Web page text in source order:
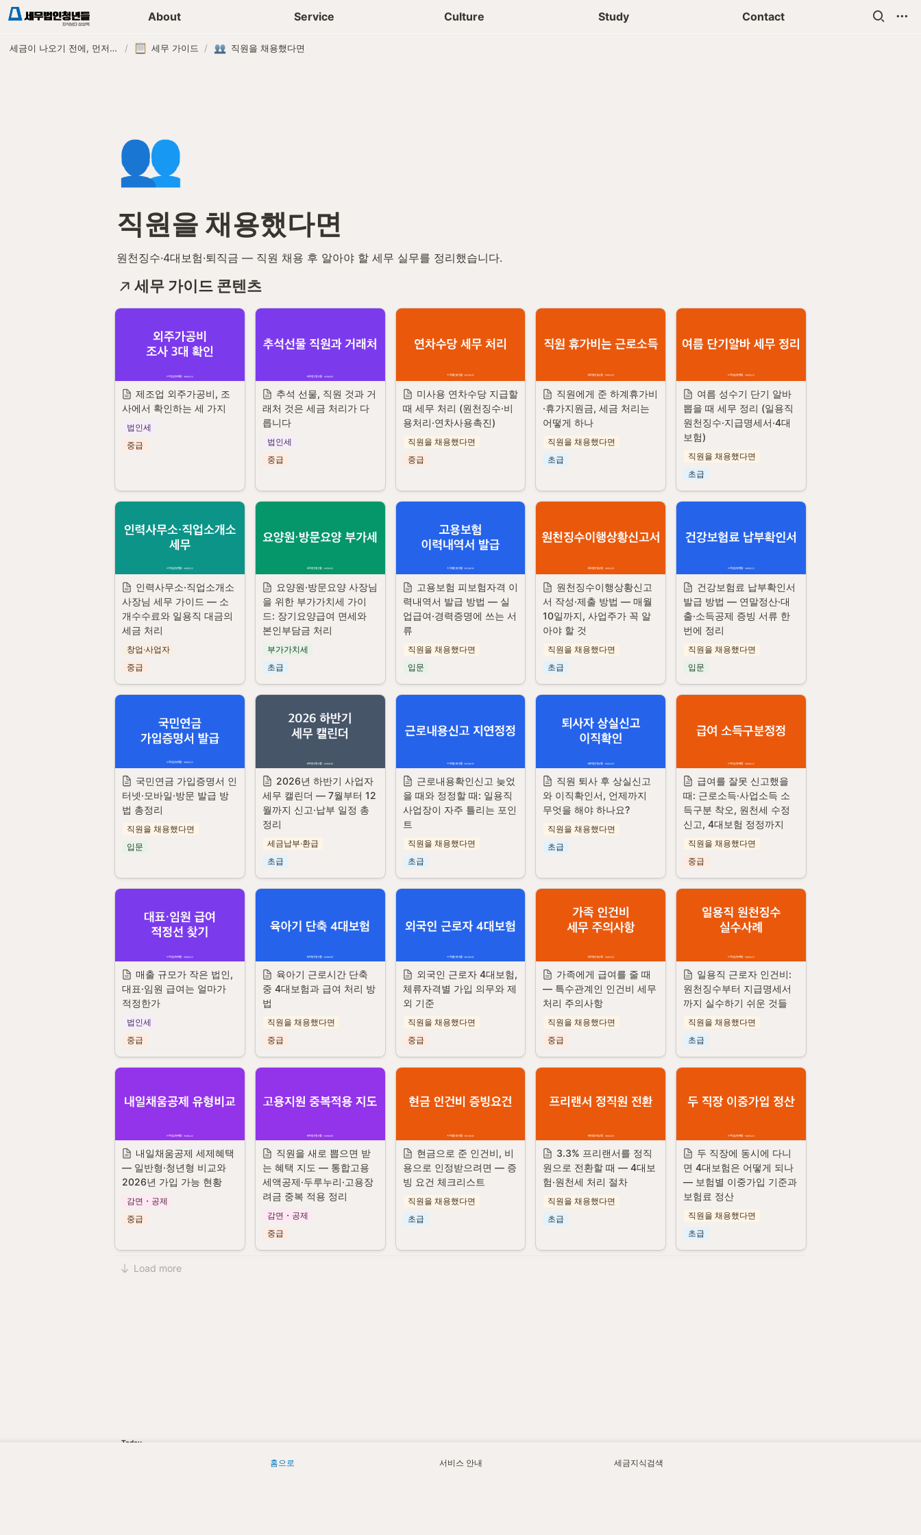
About Service Culture Study Contact
세금이 나오기 전에, 먼저 연락하는 세무법인 / 세무 가이드 / 직원을 채용했다면
세무가이드 콘텐츠 기장상담신청 청년들 일상
👥
직원을 채용했다면
원천징수·4대보험·퇴직금 — 직원 채용 후 알아야 할 세무 실무를 정리했습니다.
세무 가이드 콘텐츠
제조업 외주가공비, 조
사에서 확인하는 세 가지
법인세
중급
추석 선물, 직원 것과 거
래처 것은 세금 처리가 다
릅니다
법인세
중급
미사용 연차수당 지급할
때 세무 처리 (원천징수·비
용처리·연차사용촉진)
직원을 채용했다면
중급
직원에게 준 하계휴가비
·휴가지원금, 세금 처리는
어떻게 하나
직원을 채용했다면
초급
여름 성수기 단기 알바
뽑을 때 세무 정리 (일용직
원천징수·지급명세서·4대
보험)
직원을 채용했다면
초급
인력사무소·직업소개소
사장님 세무 가이드 — 소
개수수료와 일용직 대금의
세금 처리
창업·사업자
중급
요양원·방문요양 사장님
을 위한 부가가치세 가이
드: 장기요양급여 면세와
본인부담금 처리
부가가치세
초급
고용보험 피보험자격 이
력내역서 발급 방법 — 실
업급여·경력증명에 쓰는 서
류
직원을 채용했다면
입문
원천징수이행상황신고
서 작성·제출 방법 — 매월
10일까지, 사업주가 꼭 알
아야 할 것
직원을 채용했다면
초급
건강보험료 납부확인서
발급 방법 — 연말정산·대
출·소득공제 증빙 서류 한
번에 정리
직원을 채용했다면
입문
국민연금 가입증명서 인
터넷·모바일·방문 발급 방
법 총정리
직원을 채용했다면
입문
2026년 하반기 사업자
세무 캘린더 — 7월부터 12
월까지 신고·납부 일정 총
정리
세금납부·환급
초급
근로내용확인신고 늦었
을 때와 정정할 때: 일용직
사업장이 자주 틀리는 포인
트
직원을 채용했다면
초급
직원 퇴사 후 상실신고
와 이직확인서, 언제까지
무엇을 해야 하나요?
직원을 채용했다면
초급
급여를 잘못 신고했을
때: 근로소득·사업소득 소
득구분 착오, 원천세 수정
신고, 4대보험 정정까지
직원을 채용했다면
중급
매출 규모가 작은 법인,
대표·임원 급여는 얼마가
적정한가
법인세
중급
육아기 근로시간 단축
중 4대보험과 급여 처리 방
법
직원을 채용했다면
중급
외국인 근로자 4대보험,
체류자격별 가입 의무와 제
외 기준
직원을 채용했다면
중급
가족에게 급여를 줄 때
— 특수관계인 인건비 세무
처리 주의사항
직원을 채용했다면
중급
일용직 근로자 인건비:
원천징수부터 지급명세서
까지 실수하기 쉬운 것들
직원을 채용했다면
초급
내일채움공제 세제혜택
— 일반형·청년형 비교와
2026년 가입 가능 현황
감면・공제
중급
직원을 새로 뽑으면 받
는 혜택 지도 — 통합고용
세액공제·두루누리·고용장
려금 중복 적용 정리
감면・공제
중급
현금으로 준 인건비, 비
용으로 인정받으려면 — 증
빙 요건 체크리스트
직원을 채용했다면
초급
3.3% 프리랜서를 정직
원으로 전환할 때 — 4대보
험·원천세 처리 절차
직원을 채용했다면
초급
두 직장에 동시에 다니
면 4대보험은 어떻게 되나
— 보험별 이중가입 기준과
보험료 정산
직원을 채용했다면
초급
Load more
Today
홈으로 서비스 안내 세금지식검색